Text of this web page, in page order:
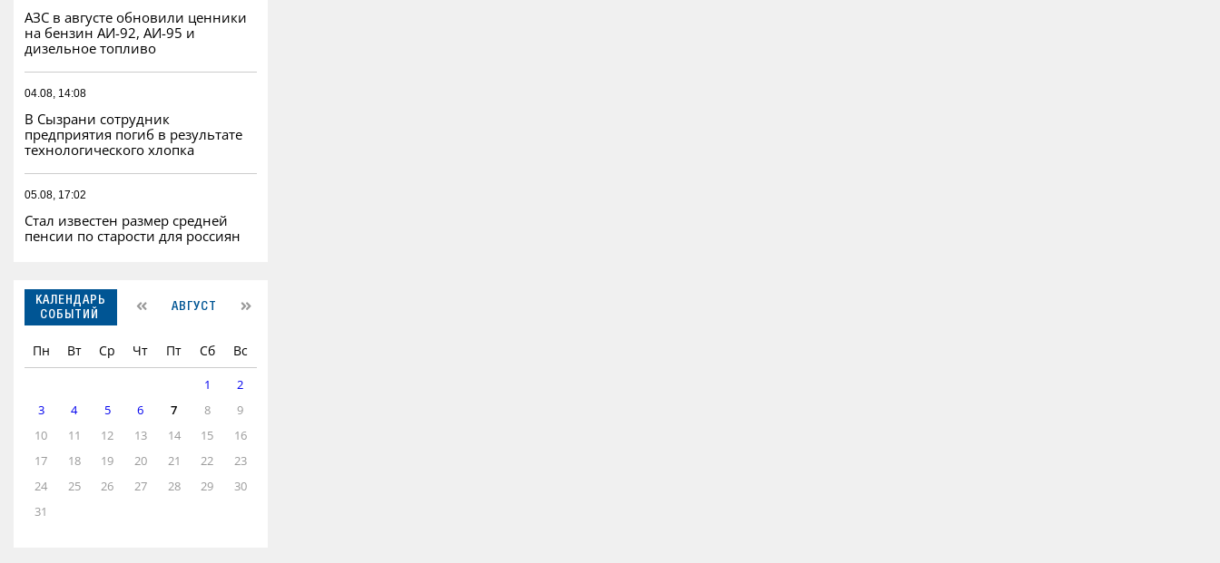
АЗС в августе обновили ценники
на бензин АИ-92, АИ-95 и
дизельное топливо
04.08, 14:08
В Сызрани сотрудник
предприятия погиб в результате
технологического хлопка
05.08, 17:02
Стал известен размер средней
пенсии по старости для россиян
КАЛЕНДАРЬ
СОБЫТИЙ
АВГУСТ
Пн Вт Ср Чт Пт Сб Вс
1
2
3
4 5 6 7 8
9
10
11 12 13 14 15
16
17
18 19 20 21 22
23
24
25 26 27 28 29
30
31